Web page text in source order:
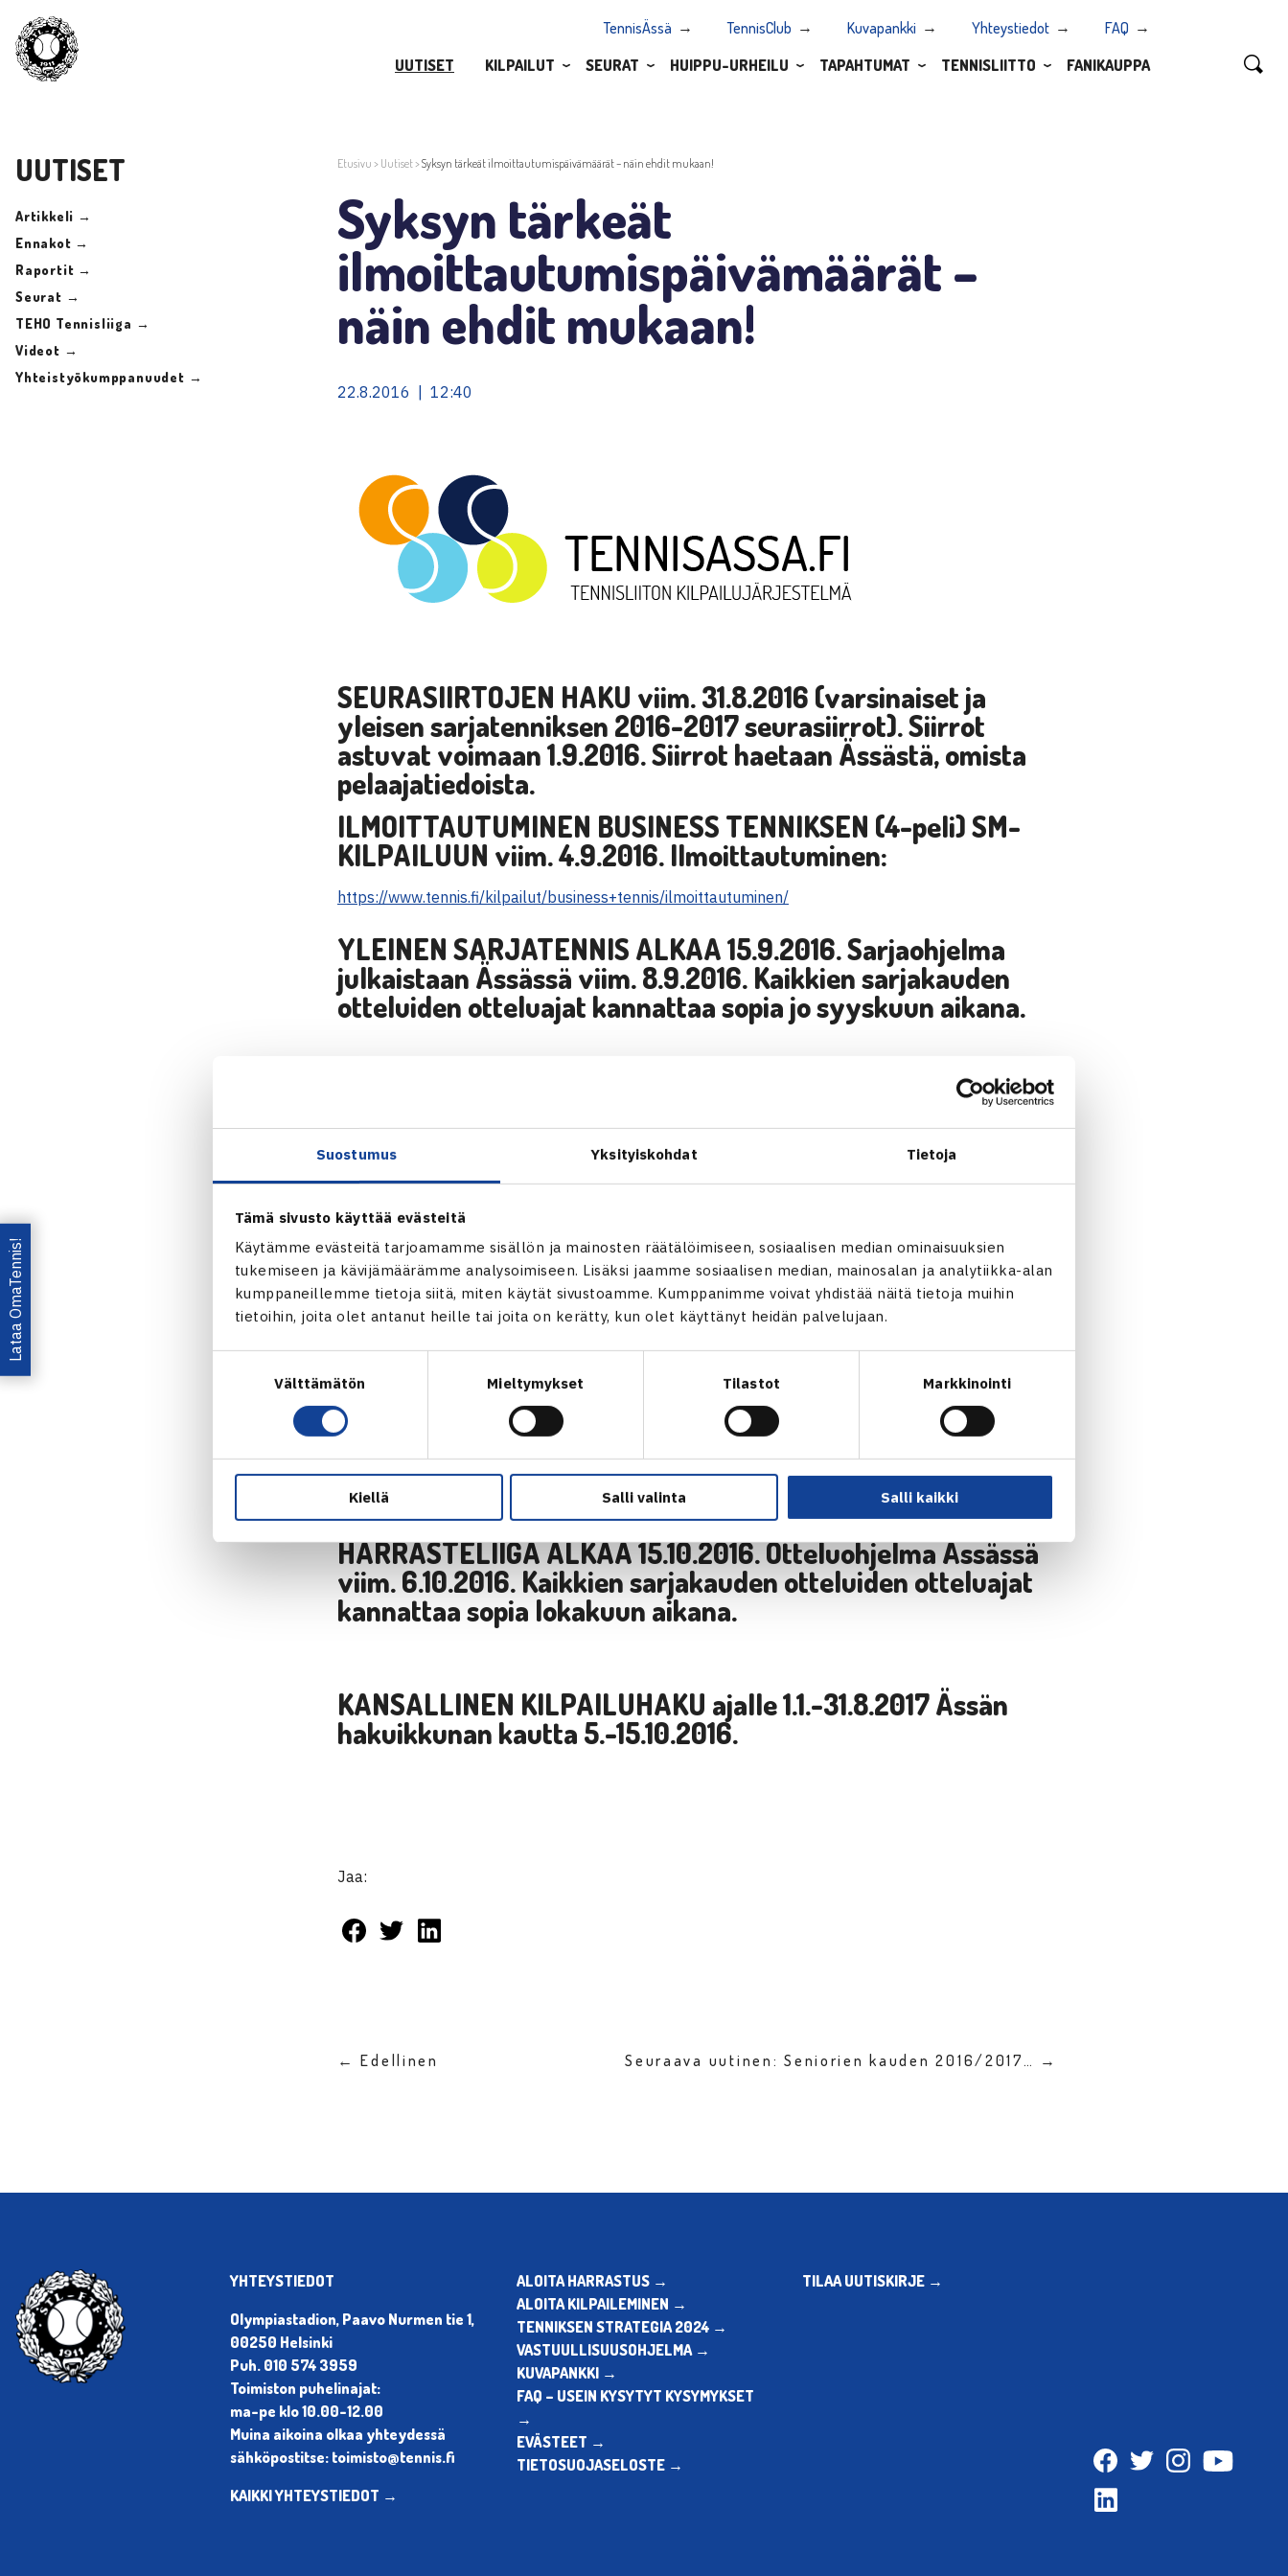
Suostumus Yksityiskohdat Tietoja
Tämä sivusto käyttää evästeitä
Käytämme evästeitä tarjoamamme sisällön ja mainosten räätälöimiseen, sosiaalisen median ominaisuuksien
tukemiseen ja kävijämäärämme analysoimiseen. Lisäksi jaamme sosiaalisen median, mainosalan ja analytiikka-alan
kumppaneillemme tietoja siitä, miten käytät sivustoamme. Kumppanimme voivat yhdistää näitä tietoja muihin
tietoihin, joita olet antanut heille tai joita on kerätty, kun olet käyttänyt heidän palvelujaan.
Välttämätön Mieltymykset Tilastot Markkinointi
Kiellä Salli valinta Salli kaikki
TennisÄssä TennisClub Kuvapankki Yhteystiedot
FAQ
UUTISET
KILPAILUT SEURAT HUIPPU-URHEILU TAPAHTUMAT TENNISLIITTO FANIKAUPPA
UUTISET
Artikkeli →
Ennakot →
Raportit →
Seurat →
TEHO Tennisliiga →
Videot →
Yhteistyökumppanuudet →
Etusivu > Uutiset>Syksyn tärkeät ilmoittautumispäivämäärät – näin ehdit mukaan!
Syksyn tärkeät
ilmoittautumispäivämäärät –
näin ehdit mukaan!
22.8.2016 | 12:40
SEURASIIRTOJEN HAKU viim.31.8.2016 (varsinaiset ja
yleisen sarjatenniksen 2016-2017 seurasiirrot). Siirrot
astuvat voimaan 1.9.2016. Siirrot haetaan Ässästä, omista
pelaajatiedoista.
ILMOITTAUTUMINEN BUSINESS TENNIKSEN (4-peli)SM-
KILPAILUUN viim.4.9.2016. Ilmoittautuminen:
https://www.tennis.fi/kilpailut/business+tennis/ilmoittautuminen/
YLEINEN SARJATENNIS ALKAA 15.9.2016. Sarjaohjelma
julkaistaan Ässässä viim. 8.9.2016. Kaikkien sarjakauden
otteluiden otteluajat kannattaa sopia jo syyskuun aikana.
sisäkaudelle 2016-
2017 viim.30.9.2016.Ilmoittautuminen:
TASOLUETTELOjulkaistaan14.9.2016.Uusi luettelo astuu
voimaan sarjatenniksessä heti ja kansallisissa kilpailuissa
23.-25.9.2016.
ARVOKILPAILUHAKU vuodelle 2017
tapahtuu 1.-30.9.2016. Seurojen yhteyshenkilöille
lähetetään ohje elokuun lopussa.
HARRASTELIIGA ALKAA 15.10.2016.Otteluohjelma Ässässä
viim. 6.10.2016. Kaikkien sarjakauden otteluiden otteluajat
kannattaa sopia lokakuun aikana.
KANSALLINEN KILPAILUHAKU ajalle 1.1.-31.8.2017 Ässän
hakuikkunan kautta 5.-15.10.2016.
Jaa:
← Edellinen Seuraava uutinen: Seniorien kauden 2016/2017… →
Lataa OmaTennis!
YHTEYSTIEDOT
Olympiastadion, Paavo Nurmen tie 1,
00250 Helsinki
Puh. 010 574 3959
Toimiston puhelinajat:
ma-pe klo 10.00-12.00
Muina aikoina olkaa yhteydessä
sähköpostitse: toimisto@tennis.fi
KAIKKI YHTEYSTIEDOT →
ALOITA HARRASTUS →
ALOITA KILPAILEMINEN →
TENNIKSEN STRATEGIA 2024 →
VASTUULLISUUSOHJELMA →
KUVAPANKKI →
FAQ – USEIN KYSYTYT KYSYMYKSET
→
EVÄSTEET →
TIETOSUOJASELOSTE →
TILAA UUTISKIRJE →